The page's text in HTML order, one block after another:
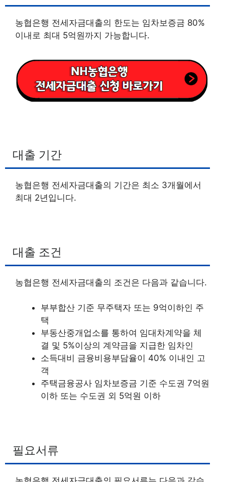
농협은행 전세자금대출의 한도는 임차보증금 80%
이내로 최대 5억원까지 가능합니다.
대출 기간
농협은행 전세자금대출의 기간은 최소 3개월에서
최대 2년입니다.
대출 조건
농협은행 전세자금대출의 조건은 다음과 같습니다.
부부합산 기준 무주택자 또는 9억이하인 주
택
부동산중개업소를 통하여 임대차계약을 체
결 및 5%이상의 계약금을 지급한 임차인
소득대비 금융비용부담율이 40% 이내인 고
객
주택금융공사 임차보증금 기준 수도권 7억원
이하 또는 수도권 외 5억원 이하
필요서류